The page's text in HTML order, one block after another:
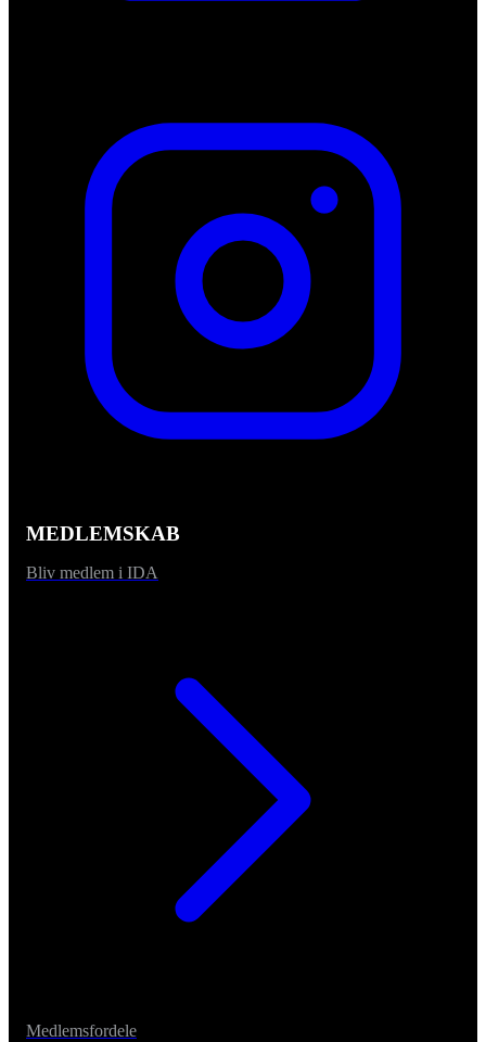
MEDLEMSKAB
Bliv medlem i IDA
Medlemsfordele